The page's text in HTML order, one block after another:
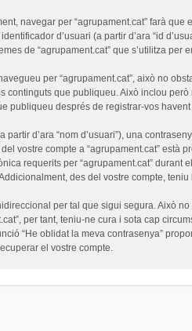
navegar per “agrupament.cat” farà
d’usuari (a partir d’ara “id
de “agrupament.cat” que s’utilitza
per “agrupament.cat”, això no
que publiqueu. Això inclou
publiqueu després de registrar-vos
d’ara “nom d’usuari”), una
vostre compte a “agrupament.cat”
requerits per “agrupament.cat”
des del vostre compte,
per tal que sigui segura. Això
per tant, teniu-ne cura i sota cap
“He oblidat la meva contrasenya”
el vostre compte.